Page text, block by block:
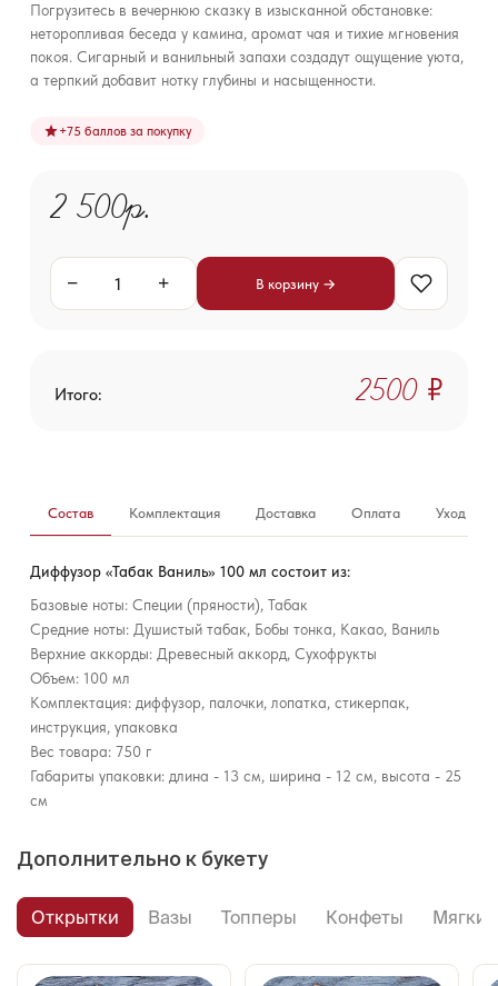
Погрузитесь в вечернюю сказку в изысканной обстановке:
неторопливая беседа у камина, аромат чая и тихие мгновения
покоя. Сигарный и ванильный запахи создадут ощущение уюта,
а терпкий добавит нотку глубины и насыщенности.
+75 баллов за покупку
2 500р.
− + В корзину →
Итого: 2 500 ₽
Состав Комплектация Доставка Оплата Уход за
Диффузор «Табак Ваниль» 100 мл состоит из:
Базовые ноты: Специи (пряности), Табак
Средние ноты: Душистый табак, Бобы тонка, Какао, Ваниль
Верхние аккорды: Древесный аккорд, Сухофрукты
Объем: 100 мл
Комплектация: диффузор, палочки, лопатка, стикерпак,
инструкция, упаковка
Вес товара: 750 г
Габариты упаковки: длина - 13 см, ширина - 12 см, высота - 25
см
Дополнительно к букету
Открытки Вазы Топперы Конфеты